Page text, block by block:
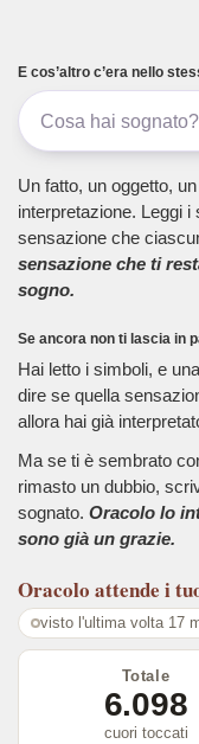
E cos’altro c’era nello
Un fatto, un oggetto,
interpretazione. Leggi
sensazione che
sensazione che ti
sogno.
Se ancora non ti lascia in
Hai letto i simboli, e
dire se quella
allora hai già
Ma se ti è sembrato
rimasto un dubbio,
sognato. Oracolo lo
sono già un grazie.
Oracolo attende i
visto l'ultima volta 17
Totale
6.098
cuori toccati